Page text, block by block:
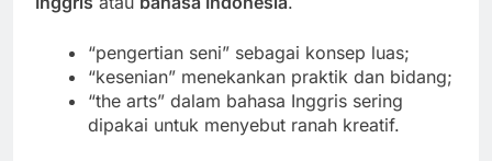
“pengertian seni” sebagai konsep luas;
“kesenian” menekankan praktik dan bidang;
“the arts” dalam bahasa Inggris sering
dipakai untuk menyebut ranah kreatif.